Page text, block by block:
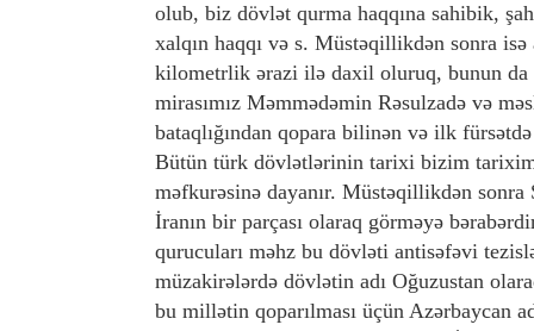
olub, biz dövlət qurma haqqına sahibik,
xalqın haqqı və s. Müstəqillikdən sonra
kilometrlik ərazi ilə daxil oluruq, bunun
mirasımız Məmmədəmin Rəsulzadə və
bataqlığından qopara bilinən və ilk
Bütün türk dövlətlərinin tarixi bizim
məfkurəsinə dayanır. Müstəqillikdən
İranın bir parçası olaraq görməyə
qurucuları məhz bu dövləti antisəfəvi
müzakirələrdə dövlətin adı Oğuzustan
bu millətin qoparılması üçün Azərbaycan